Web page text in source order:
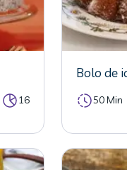
16
Bolo de
50 Min